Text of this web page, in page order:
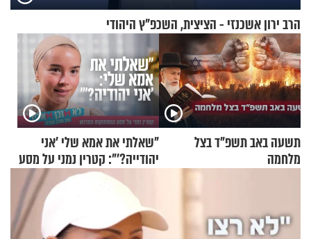
הרב ירון אשכנזי - הציצית, השכפ"ץ היהודי
תשעה באב תשפ"ד בצל
מלחמה
"שאלתי את אמא שלי 'אני
יהודייה?'": קטרין נמני על מסע
ההתחזקות המרגש